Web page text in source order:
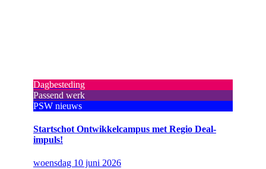
Dagbesteding
Passend werk
PSW nieuws
Startschot Ontwikkelcampus met Regio Deal-
impuls!
woensdag 10 juni 2026